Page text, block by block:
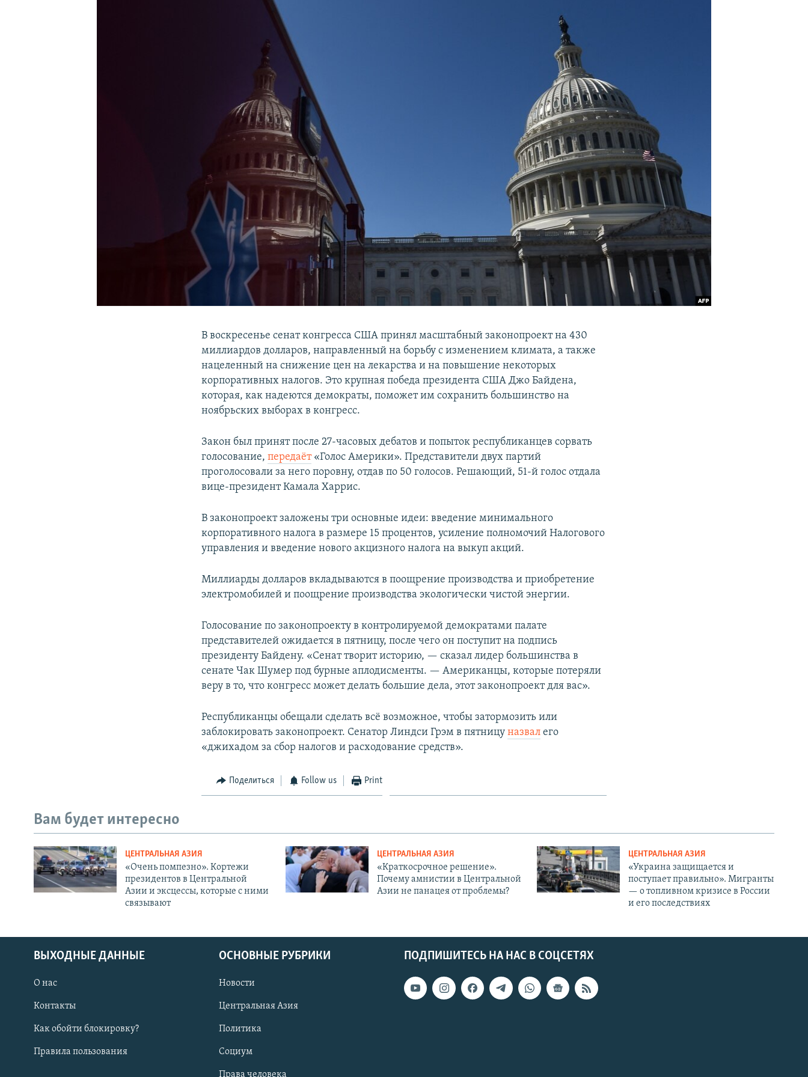
В воскресенье сенат конгресса США принял масштабный законопроект на 430
миллиардов долларов, направленный на борьбу с изменением климата, а также
нацеленный на снижение цен на лекарства и на повышение некоторых
корпоративных налогов. Это крупная победа президента США Джо Байдена,
которая, как надеются демократы, поможет им сохранить большинство на
ноябрьских выборах в конгресс.
Закон был принят после 27-часовых дебатов и попыток республиканцев сорвать
голосование,передаёт«Голос Америки». Представители двух партий
проголосовали за него поровну, отдав по 50 голосов. Решающий, 51-й голос отдала
вице-президент Камала Харрис.
В законопроект заложены три основные идеи: введение минимального
корпоративного налога в размере 15 процентов, усиление полномочий Налогового
управления и введение нового акцизного налога на выкуп акций.
Миллиарды долларов вкладываются в поощрение производства и приобретение
электромобилей и поощрение производства экологически чистой энергии.
Голосование по законопроекту в контролируемой демократами палате
представителей ожидается в пятницу, после чего он поступит на подпись
президенту Байдену. «Сенат творит историю, — сказал лидер большинства в
сенате Чак Шумер под бурные аплодисменты. — Американцы, которые потеряли
веру в то, что конгресс может делать большие дела, этот законопроект для вас».
Республиканцы обещали сделать всё возможное, чтобы затормозить или
заблокировать законопроект. Сенатор Линдси Грэм в пятницуназвал его
«джихадом за сбор налогов и расходование средств».
Поделиться Follow us Print
Вам будет интересно
ЦЕНТРАЛЬНАЯ АЗИЯ
«Очень помпезно». Кортежи
президентов в Центральной
Азии и эксцессы, которые с ними
связывают
ЦЕНТРАЛЬНАЯ АЗИЯ
«Краткосрочное решение».
Почему амнистии в Центральной
Азии не панацея от проблемы?
ЦЕНТРАЛЬНАЯ АЗИЯ
«Украина защищается и
поступает правильно». Мигранты
— о топливном кризисе в России
и его последствиях
ПОДПИШИТЕСЬ НА НАС В СОЦСЕТЯХ
ВЫХОДНЫЕ ДАННЫЕ
О нас
Контакты
Как обойти блокировку?
Правила пользования
ОСНОВНЫЕ РУБРИКИ
Новости
Центральная Азия
Политика
Социум
Права человека